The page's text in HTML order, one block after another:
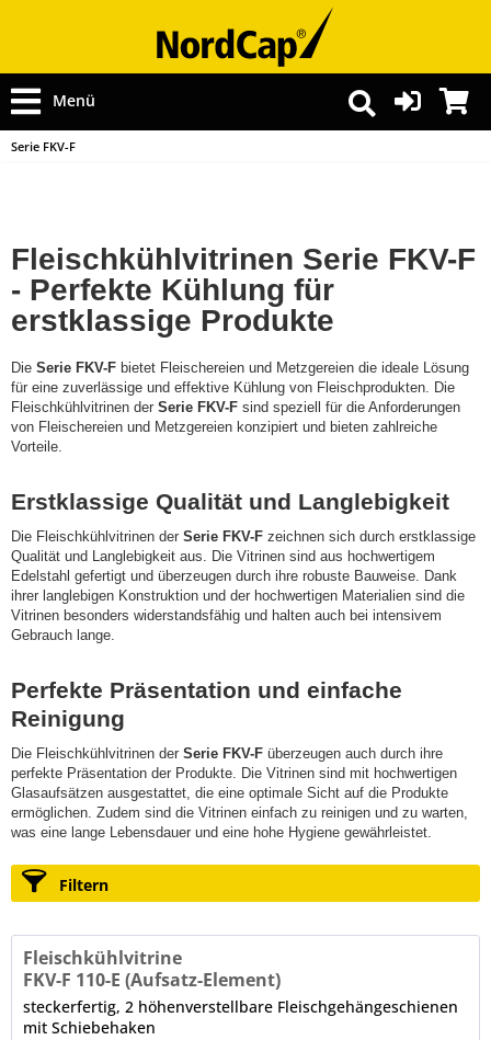
Menü
Serie FKV-F
Fleischkühlvitrinen Serie FKV-F
- Perfekte Kühlung für
erstklassige Produkte
Die Serie FKV-F bietet Fleischereien und Metzgereien die ideale Lösung
für eine zuverlässige und effektive Kühlung von Fleischprodukten. Die
Fleischkühlvitrinen der Serie FKV-F sind speziell für die Anforderungen
von Fleischereien und Metzgereien konzipiert und bieten zahlreiche
Vorteile.
Erstklassige Qualität und Langlebigkeit
Die Fleischkühlvitrinen der Serie FKV-F zeichnen sich durch erstklassige
Qualität und Langlebigkeit aus. Die Vitrinen sind aus hochwertigem
Edelstahl gefertigt und überzeugen durch ihre robuste Bauweise. Dank
ihrer langlebigen Konstruktion und der hochwertigen Materialien sind die
Vitrinen besonders widerstandsfähig und halten auch bei intensivem
Gebrauch lange.
Perfekte Präsentation und einfache
Reinigung
Die Fleischkühlvitrinen der Serie FKV-F überzeugen auch durch ihre
perfekte Präsentation der Produkte. Die Vitrinen sind mit hochwertigen
Glasaufsätzen ausgestattet, die eine optimale Sicht auf die Produkte
ermöglichen. Zudem sind die Vitrinen einfach zu reinigen und zu warten,
was eine lange Lebensdauer und eine hohe Hygiene gewährleistet.
Filtern
Fleischkühlvitrine
FKV-F 110-E (Aufsatz-Element)
steckerfertig, 2 höhenverstellbare Fleischgehängeschienen
mit Schiebehaken